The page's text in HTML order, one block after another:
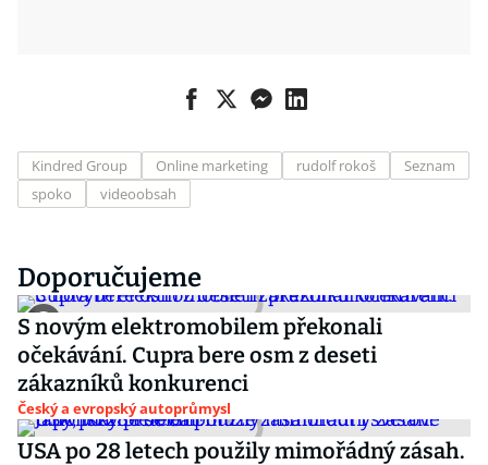
Kindred Group Online marketing rudolf rokoš
Seznam
spoko
videoobsah
Doporučujeme
S novým elektromobilem překonali
očekávání. Cupra bere osm z deseti
zákazníků konkurenci
Český a evropský autoprůmysl
USA po 28 letech použily mimořádný zásah.